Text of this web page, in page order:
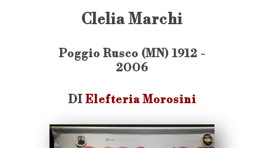
Clelia Marchi
Poggio Rusco (MN) 1912 -
2006
DI Elefteria Morosini